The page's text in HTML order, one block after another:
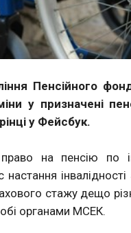
Пенсійного
у призначені
у Фейсбук.
на пенсію по
стажу дещо
органами МСЕК.